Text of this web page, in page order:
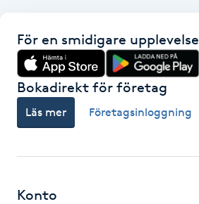
Manikyr & Pedikyr
Massage
För en smidigare upplevelse
Bokadirekt för företag
Läs mer Företagsinloggning
Konto